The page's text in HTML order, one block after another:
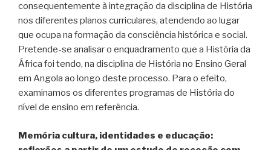
consequentemente à integração da disciplina de História
nos diferentes planos curriculares, atendendo ao lugar
que ocupa na formação da consciência histórica e social.
Pretende-se analisar o enquadramento que a História da
África foi tendo, na disciplina de História no Ensino Geral
em Angola ao longo deste processo. Para o efeito,
examinamos os diferentes programas de História do
nível de ensino em referência.
Memória cultura, identidades e educação: